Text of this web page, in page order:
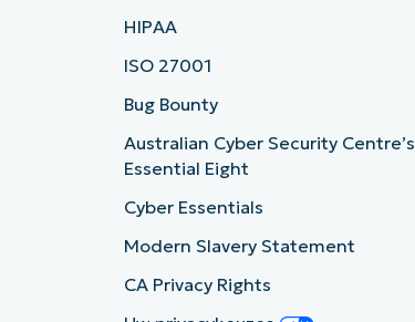
HIPAA
ISO 27001
Bug Bounty
Australian Cyber Security Centre’s
Essential Eight
Cyber Essentials
Modern Slavery Statement
CA Privacy Rights